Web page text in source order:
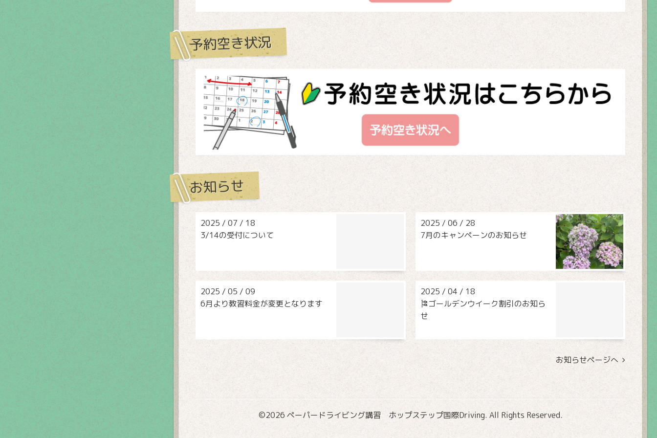
予約空き状況
お知らせ
2025 / 07 / 18
3/14の受付について
2025 / 06 / 28
7月のキャンペーンのお知らせ
2025 / 05 / 09
6月より教習料金が変更となります
2025 / 04 / 18
🎏ゴールデンウイーク割引のお知ら
せ
お知らせページへ
©2026 ペーパードライビング講習 ホップステップ国際Driving. All Rights Reserved.